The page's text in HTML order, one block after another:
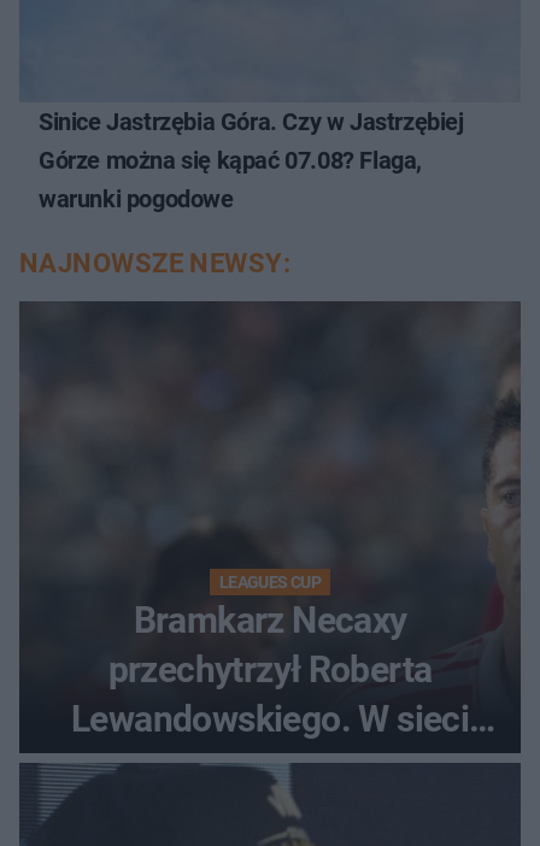
Sinice Jastrzębia Góra. Czy w Jastrzębiej
Górze można się kąpać 07.08? Flaga,
warunki pogodowe
NAJNOWSZE NEWSY:
LEAGUES CUP
Bramkarz Necaxy
przechytrzył Roberta
Lewandowskiego. W sieci
krąży wideo z tego pojedynku